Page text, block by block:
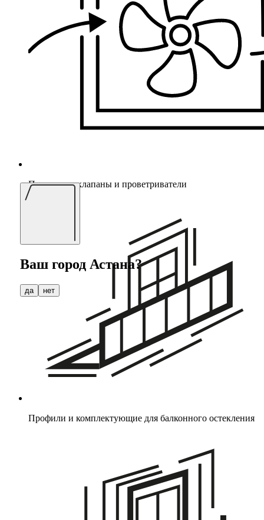
Приточные клапаны и проветриватели
Профили и комплектующие для балконного остекления
Ваш город Астана?
да нет